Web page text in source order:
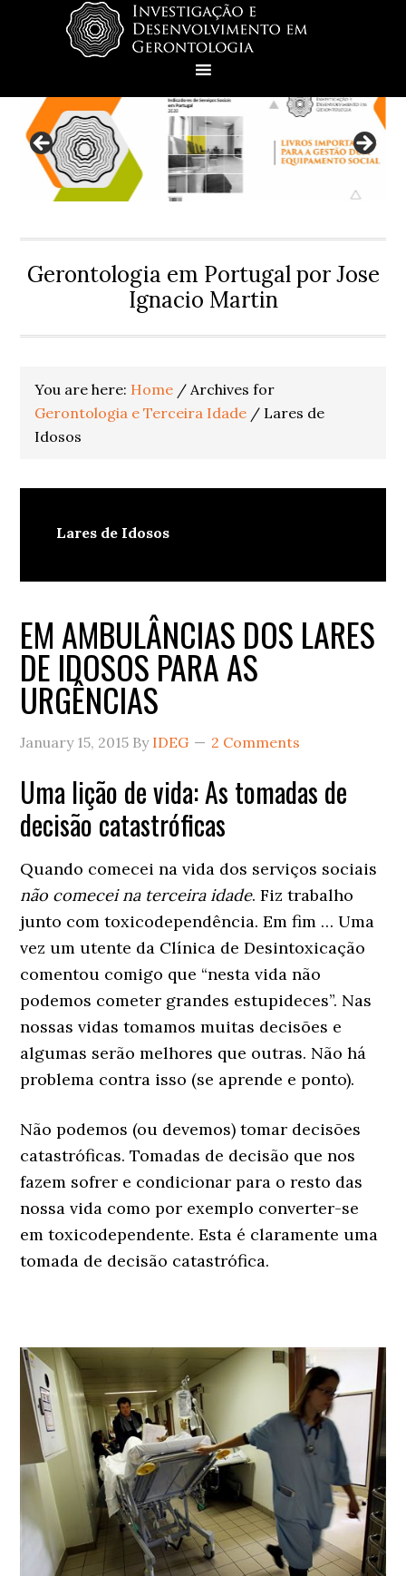
Gerontologia em Portugal por Jose
Ignacio Martin
You are here: Home / Archives for
Gerontologia e Terceira Idade / Lares de
Idosos
Lares de Idosos
EM AMBULÂNCIAS DOS LARES
DE IDOSOS PARA AS
URGÊNCIAS
January 15, 2015 By IDEG 2 Comments
Uma lição de vida: As tomadas de
decisão catastróficas
Quando comecei na vida dos serviços sociais
não comecei na terceira idade. Fiz trabalho
junto com toxicodependência. Em fim … Uma
vez um utente da Clínica de Desintoxicação
comentou comigo que “nesta vida não
podemos cometer grandes estupideces”. Nas
nossas vidas tomamos muitas decisões e
algumas serão melhores que outras. Não há
problema contra isso (se aprende e ponto).
Não podemos (ou devemos) tomar decisões
catastróficas. Tomadas de decisão que nos
fazem sofrer e condicionar para o resto das
nossa vida como por exemplo converter-se
em toxicodependente. Esta é claramente uma
tomada de decisão catastrófica.